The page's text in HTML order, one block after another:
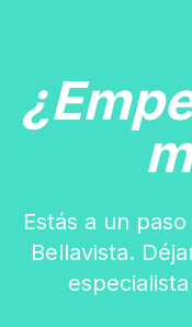
Estás a un
Bellavista.